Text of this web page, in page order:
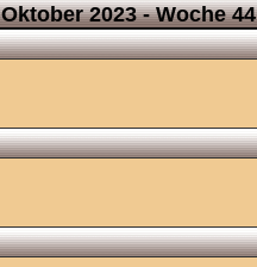
Oktober 2023- Woche 44